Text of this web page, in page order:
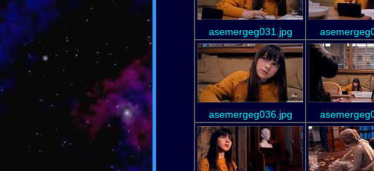
asemergeg031.jpg
asemergeg036.jpg